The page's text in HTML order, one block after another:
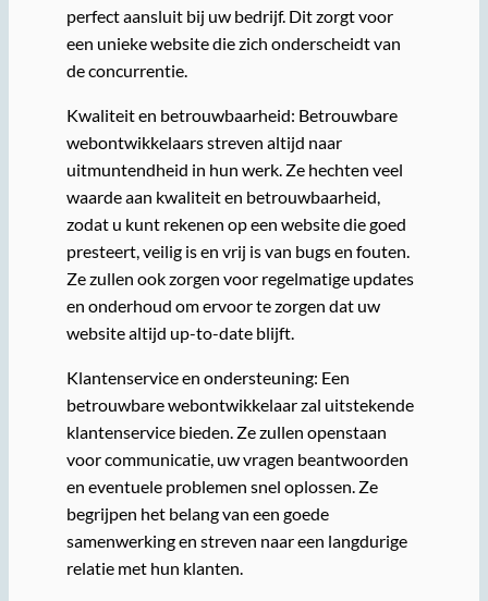
perfect aansluit bij uw bedrijf. Dit zorgt voor
een unieke website die zich onderscheidt van
de concurrentie.
Kwaliteit en betrouwbaarheid: Betrouwbare
webontwikkelaars streven altijd naar
uitmuntendheid in hun werk. Ze hechten veel
waarde aan kwaliteit en betrouwbaarheid,
zodat u kunt rekenen op een website die goed
presteert, veilig is en vrij is van bugs en fouten.
Ze zullen ook zorgen voor regelmatige updates
en onderhoud om ervoor te zorgen dat uw
website altijd up-to-date blijft.
Klantenservice en ondersteuning: Een
betrouwbare webontwikkelaar zal uitstekende
klantenservice bieden. Ze zullen openstaan
voor communicatie, uw vragen beantwoorden
en eventuele problemen snel oplossen. Ze
begrijpen het belang van een goede
samenwerking en streven naar een langdurige
relatie met hun klanten.